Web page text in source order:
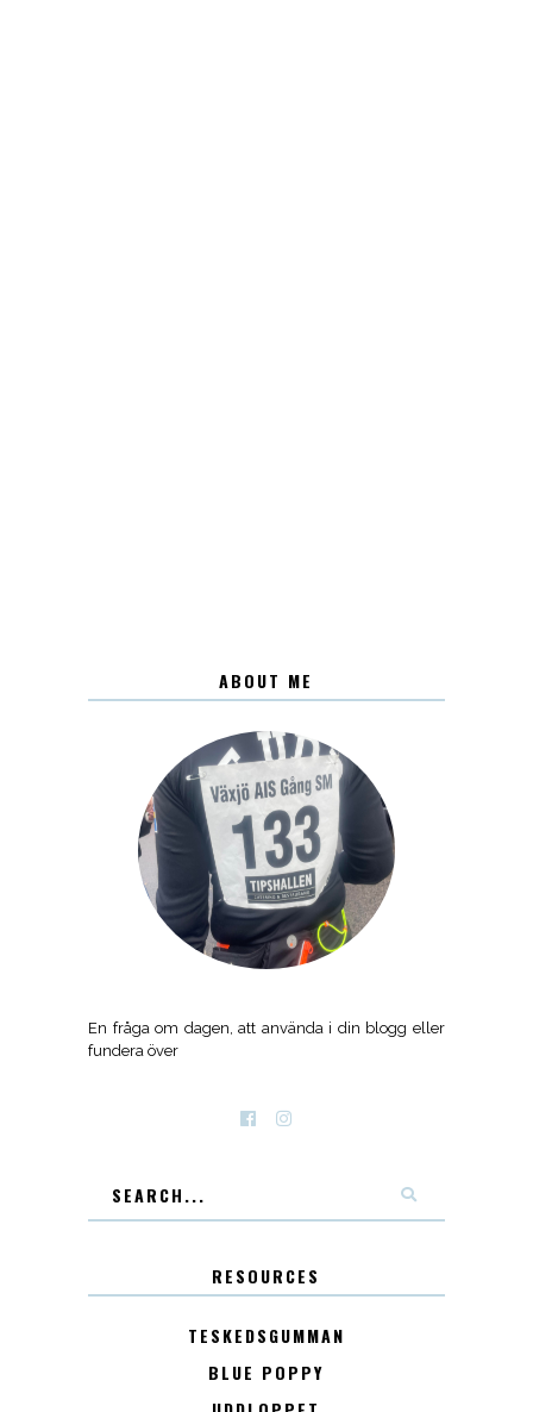
ABOUT ME
En fråga om dagen, att använda i din blogg eller
fundera över
RESOURCES
TESKEDSGUMMAN
BLUE POPPY